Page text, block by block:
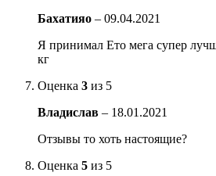
Бахатияо – 09.04.2021
Я принимал Ето мега супер
кг
Оценка 3 из 5
Владислав – 18.01.2021
Отзывы то хоть настоящие?
Оценка 5 из 5